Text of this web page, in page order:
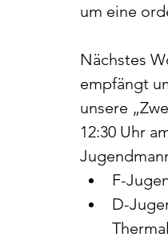
um eine
Nächstes
empfängt
unsere
12:30 Uhr
F-
D-